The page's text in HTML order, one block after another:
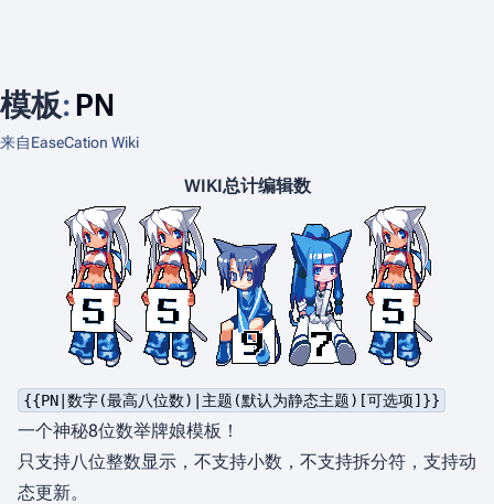
模板: PN
来自EaseCation Wiki
WIKI总计编辑数
{{PN|数字(最高八位数)|主题(默认为静态主题)[可选项]}}
一个神秘8位数举牌娘模板！
只支持八位整数显示，不支持小数，不支持拆分符，支持动
态更新。